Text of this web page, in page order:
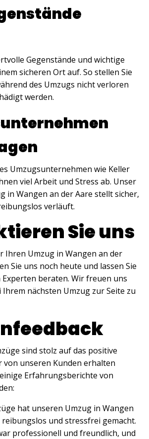
Gegenstände und wichtige
sicheren Ort auf. So stellen Sie
des Umzugs nicht verloren
werden.
Umzugsunternehmen wie Keller
viel Arbeit und Stress ab. Unser
in Wangen an der Aare stellt sicher,
verläuft.
Sie uns
Ihren Umzug in Wangen an der
Sie uns noch heute und lassen Sie
beraten. Wir freuen uns
nächsten Umzug zur Seite zu
sind stolz auf das positive
von unseren Kunden erhalten
Erfahrungsberichte von
hat unseren Umzug in Wangen
reibungslos und stressfrei gemacht.
professionell und freundlich, und